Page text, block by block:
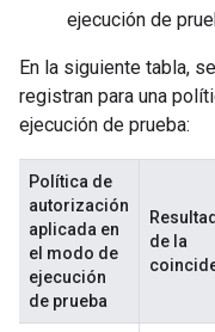
ejecución de
En la siguiente tabla,
registran para una
ejecución de prueba:
Política de
autorización
aplicada en
el modo de
ejecución
de prueba
de la